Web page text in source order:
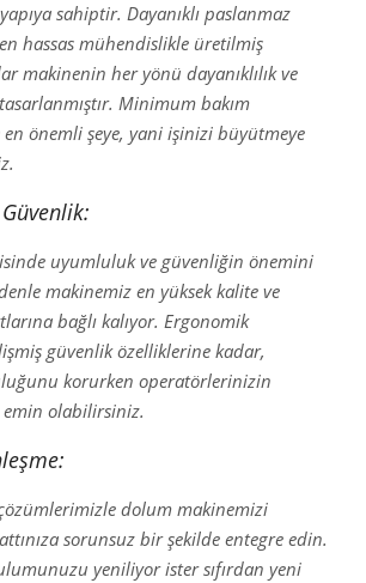
sahiptir. Dayanıklı paslanmaz
hassas mühendislikle üretilmiş
makinenin her yönü dayanıklılık ve
Minimum bakım
önemli şeye, yani işinizi büyütmeye
uyumluluk ve güvenliğin önemini
makinemiz en yüksek kalite ve
bağlı kalıyor. Ergonomik
güvenlik özelliklerine kadar,
korurken operatörlerinizin
olabilirsiniz.
dolum makinemizi
sorunsuz bir şekilde entegre edin.
yeniliyor ister sıfırdan yeni